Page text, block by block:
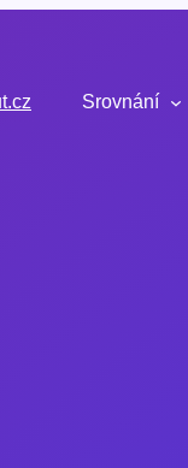
Srovnání